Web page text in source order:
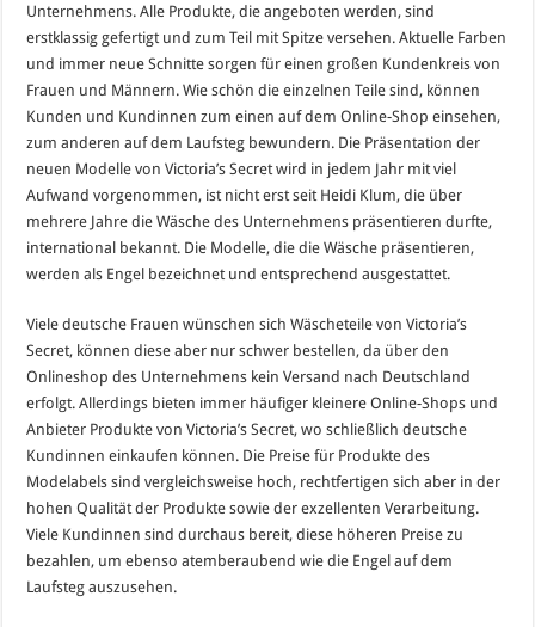
Unternehmens. Alle Produkte, die angeboten werden, sind
erstklassig gefertigt und zum Teil mit Spitze versehen. Aktuelle Farben
und immer neue Schnitte sorgen für einen großen Kundenkreis von
Frauen und Männern. Wie schön die einzelnen Teile sind, können
Kunden und Kundinnen zum einen auf dem Online-Shop einsehen,
zum anderen auf dem Laufsteg bewundern. Die Präsentation der
neuen Modelle von Victoria’s Secret wird in jedem Jahr mit viel
Aufwand vorgenommen, ist nicht erst seit Heidi Klum, die über
mehrere Jahre die Wäsche des Unternehmens präsentieren durfte,
international bekannt. Die Modelle, die die Wäsche präsentieren,
werden als Engel bezeichnet und entsprechend ausgestattet.
Viele deutsche Frauen wünschen sich Wäscheteile von Victoria’s
Secret, können diese aber nur schwer bestellen, da über den
Onlineshop des Unternehmens kein Versand nach Deutschland
erfolgt. Allerdings bieten immer häufiger kleinere Online-Shops und
Anbieter Produkte von Victoria’s Secret, wo schließlich deutsche
Kundinnen einkaufen können. Die Preise für Produkte des
Modelabels sind vergleichsweise hoch, rechtfertigen sich aber in der
hohen Qualität der Produkte sowie der exzellenten Verarbeitung.
Viele Kundinnen sind durchaus bereit, diese höheren Preise zu
bezahlen, um ebenso atemberaubend wie die Engel auf dem
Laufsteg auszusehen.